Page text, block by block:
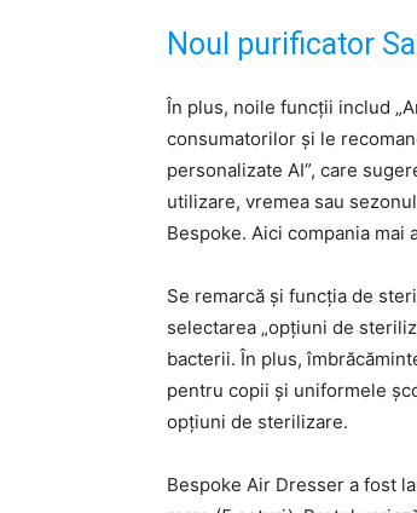
Noul purificator
În plus, noile funcții includ
consumatorilor și le
personalizate AI”, care
utilizare, vremea sau
Bespoke. Aici compania mai
Se remarcă și funcția de
selectarea „opțiuni de
bacterii. În plus,
pentru copii și uniformele
opțiuni de sterilizare.
Bespoke Air Dresser a fost